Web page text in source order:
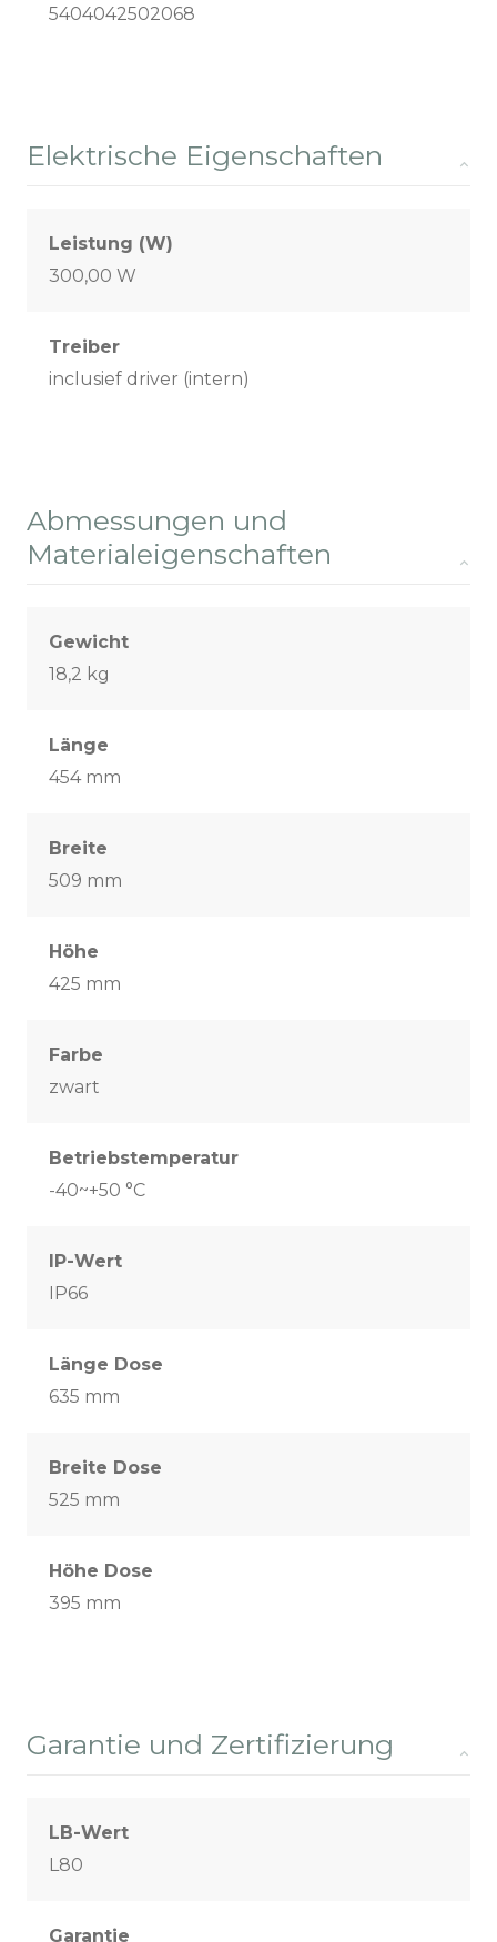
5404042502068
Elektrische Eigenschaften
Leistung (W)
300,00 W
Treiber
inclusief driver (intern)
Abmessungen und
Materialeigenschaften
Gewicht
18,2 kg
Länge
454 mm
Breite
509 mm
Höhe
425 mm
Farbe
zwart
Betriebstemperatur
-40~+50 °C
IP-Wert
IP66
Länge Dose
635 mm
Breite Dose
525 mm
Höhe Dose
395 mm
Garantie und Zertifizierung
LB-Wert
L80
Garantie